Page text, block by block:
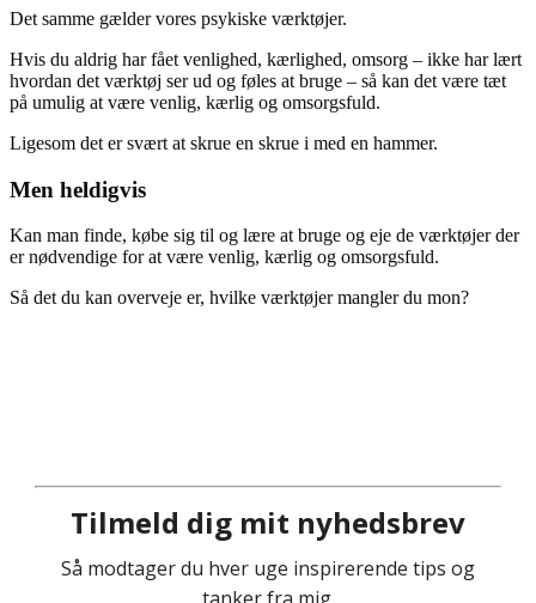
Det samme gælder vores psykiske værktøjer.
Hvis du aldrig har fået venlighed, kærlighed, omsorg – ikke har lært
hvordan det værktøj ser ud og føles at bruge – så kan det være tæt
på umulig at være venlig, kærlig og omsorgsfuld.
Ligesom det er svært at skrue en skrue i med en hammer.
Men heldigvis
Kan man finde, købe sig til og lære at bruge og eje de værktøjer der
er nødvendige for at være venlig, kærlig og omsorgsfuld.
Så det du kan overveje er, hvilke værktøjer mangler du mon?